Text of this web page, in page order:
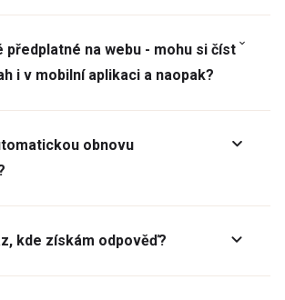
předplatné na webu - mohu si číst
i v mobilní aplikaci a naopak?
obnovu
kde získám odpověď?